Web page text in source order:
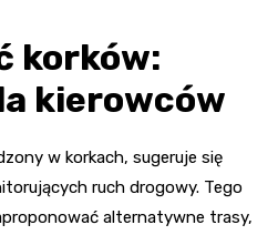
korków:
kierowców
w korkach, sugeruje się
ruch drogowy. Tego
alternatywne trasy,